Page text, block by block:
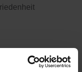
anderen